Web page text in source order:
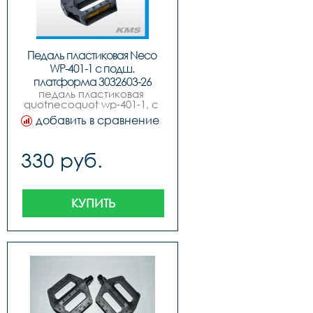
Педаль пластиковая Neco
WP-401-1 с подш.
платформа 3032603-26
педаль пластиковая
quotnecoquot wp-401-1, c
подшипниками, большая
платформа, с резьбой
добавить в сравнение
330 руб.
КУПИТЬ